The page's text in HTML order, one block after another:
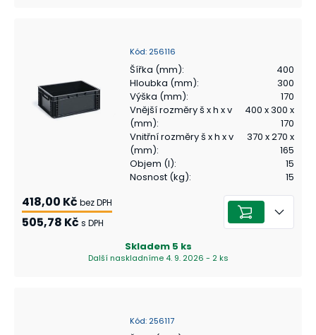
Kód: 256116
Šířka (mm):
400
Hloubka (mm):
300
Výška (mm):
170
Vnější rozměry š x h x v
(mm):
400 x 300 x
170
Vnitřní rozměry š x h x v
(mm):
370 x 270 x
165
Objem (l):
15
Nosnost (kg): 15
418,00 Kč bez DPH
505,78 Kč s DPH
Skladem 5 ks
Další naskladníme 4. 9. 2026 - 2 ks
Kód: 256117